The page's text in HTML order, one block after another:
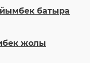
батыра
жолы